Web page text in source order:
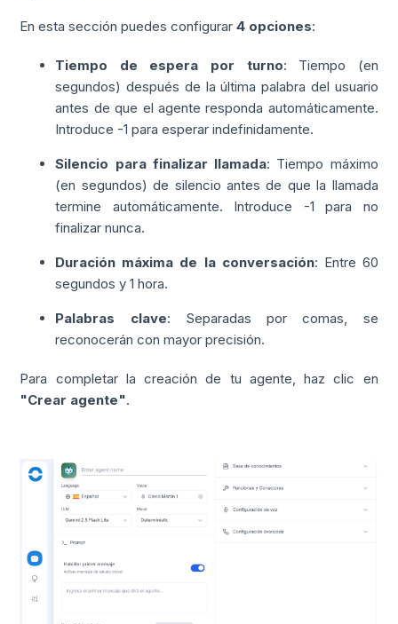
En esta sección puedes configurar4 opciones:
Tiempo de espera por turno: Tiempo (en
segundos) después de la última palabra del usuario
antes de que el agente responda automáticamente.
Introduce -1 para esperar indefinidamente.
Silencio para finalizar llamada: Tiempo máximo
(en segundos) de silencio antes de que la llamada
termine automáticamente. Introduce -1 para no
finalizar nunca.
Duración máxima de la conversación: Entre 60
segundos y 1 hora.
Palabras clave: Separadas por comas, se
reconocerán con mayor precisión.
Para completar la creación de tu agente, haz clic en
"Crear agente".